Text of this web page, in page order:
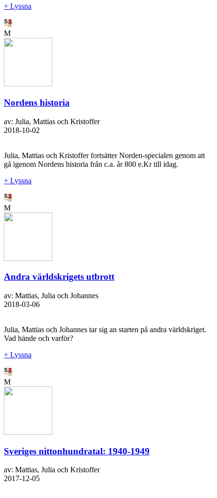
+ Lyssna
M
Nordens historia
av: Julia, Mattias och Kristoffer
2018-10-02
Julia, Mattias och Kristoffer fortsätter Norden-specialen genom att
gå igenom Nordens historia från c.a. år 800 e.Kr till idag.
+ Lyssna
M
Andra världskrigets utbrott
av: Mattias, Julia och Johannes
2018-03-06
Julia, Mattias och Johannes tar sig an starten på andra världskriget.
Vad hände och varför?
+ Lyssna
M
Sveriges nittonhundratal: 1940-1949
av: Mattias, Julia och Kristoffer
2017-12-05